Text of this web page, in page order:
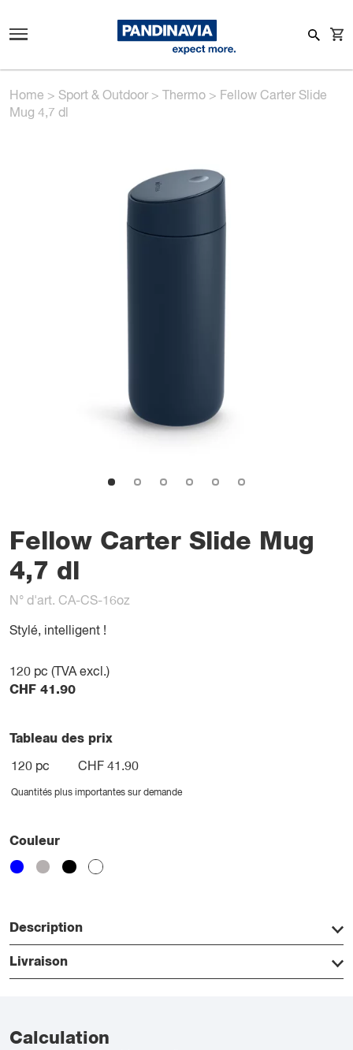
Home > Sport & Outdoor> Thermo > Fellow Carter Slide
Mug 4,7 dl
Fellow Carter Slide Mug
4,7 dl
N° d'art. CA-CS-16oz
Stylé, intelligent !
120 pc (TVA excl.)
CHF 41.90
Tableau des prix
120 pc CHF 41.90
Quantités plus importantes sur demande
Couleur
Description
Livraison
Calculation